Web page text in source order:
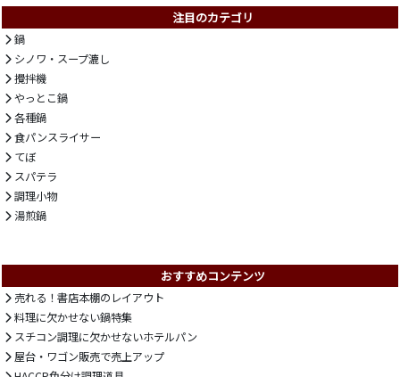
注目のカテゴリ
鍋
シノワ・スープ漉し
攪拌機
やっとこ鍋
各種鍋
食パンスライサー
てぼ
スパテラ
調理小物
湯煎鍋
おすすめコンテンツ
売れる！書店本棚のレイアウト
料理に欠かせない鍋特集
スチコン調理に欠かせないホテルパン
屋台・ワゴン販売で売上アップ